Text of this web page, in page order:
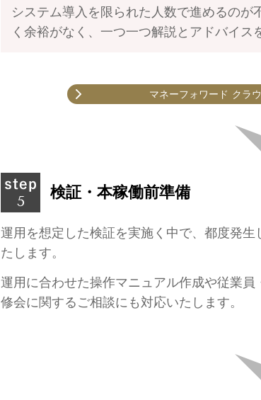
システム導入を限られた人数で進めるの
く余裕がなく、一つ一つ解説とアドバイス
マネーフォワード クラ
検証・本稼働前準備
運用を想定した検証を実施く中で、都度発生
たします。
運用に合わせた操作マニュアル作成や従業員
修会に関するご相談にも対応いたします。